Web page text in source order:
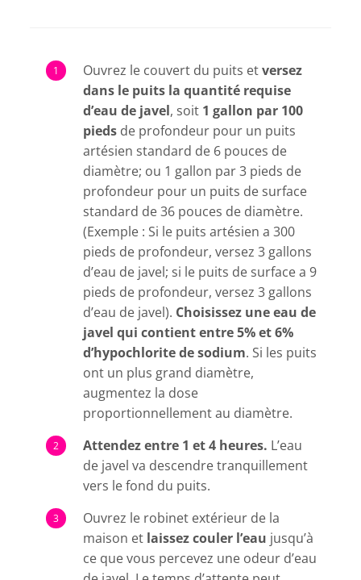
Ouvrez le couvert du puits etversez
dans le puits la quantité requise
d’eau de javel, soit 1 gallon par 100
pieds de profondeur pour un puits
artésien standard de 6 pouces de
diamètre; ou 1 gallon par 3 pieds de
profondeur pour un puits de surface
standard de 36 pouces de diamètre.
(Exemple : Si le puits artésien a 300
pieds de profondeur, versez 3 gallons
d’eau de javel; si le puits de surface a 9
pieds de profondeur, versez 3 gallons
d’eau de javel). Choisissez une eau de
javel qui contient entre 5% et 6%
d’hypochlorite de sodium. Si les puits
ont un plus grand diamètre,
augmentez la dose
proportionnellement au diamètre.
Attendez entre 1 et 4 heures. L’eau
de javel va descendre tranquillement
vers le fond du puits.
Ouvrez le robinet extérieur de la
maison et laissez couler l’eau jusqu’à
ce que vous percevez une odeur d’eau